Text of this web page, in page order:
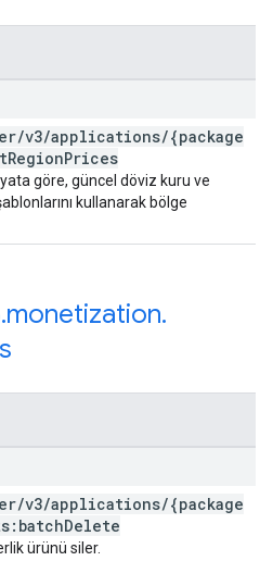
/v3/applications/{package
RegionPrices
göre, güncel döviz kuru ve
kullanarak bölge
.monetization.
/v3/applications/{package
Delete
ürünü siler.